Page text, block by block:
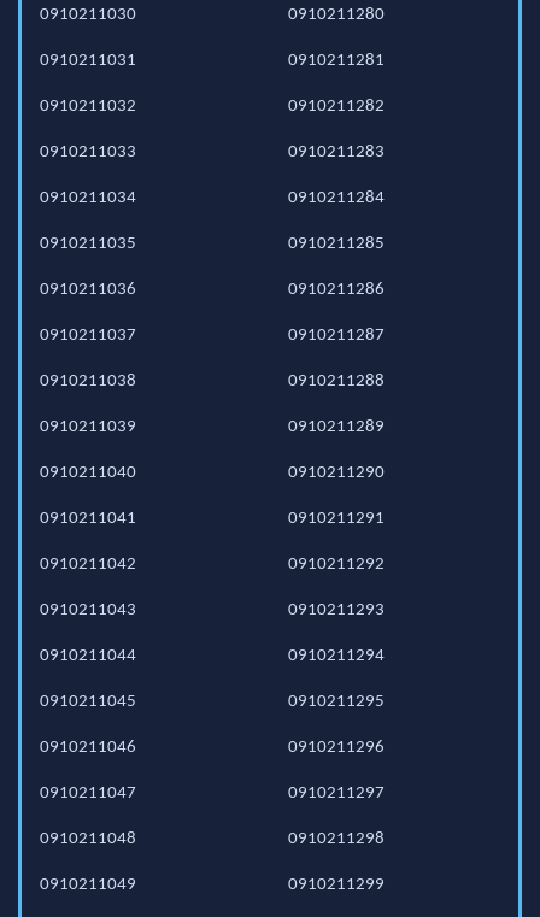
0910211030
0910211031
0910211032
0910211033
0910211034
0910211035
0910211036
0910211037
0910211038
0910211039
0910211040
0910211041
0910211042
0910211043
0910211044
0910211045
0910211046
0910211047
0910211048
0910211049
0910211280
0910211281
0910211282
0910211283
0910211284
0910211285
0910211286
0910211287
0910211288
0910211289
0910211290
0910211291
0910211292
0910211293
0910211294
0910211295
0910211296
0910211297
0910211298
0910211299